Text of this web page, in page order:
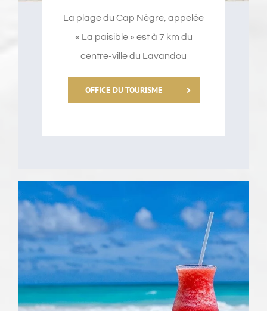
La plage du Cap Nègre, appelée
« La paisible » est à 7 km du
centre-ville du Lavandou
OFFICE DU TOURISME